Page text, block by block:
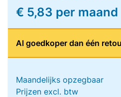
€ 5,83 per maand
Al goedkoper dan één
Maandelijks opzegbaar
Prijzen excl. btw